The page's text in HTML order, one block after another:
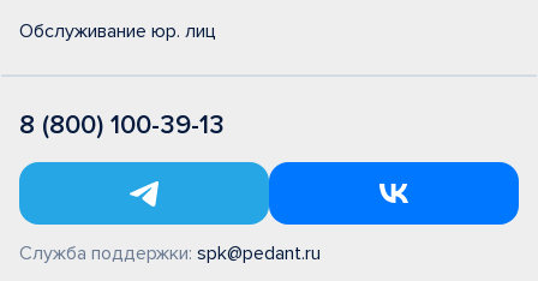
Обслуживание юр. лиц
8 (800) 100-39-13
Служба поддержки: spk@pedant.ru